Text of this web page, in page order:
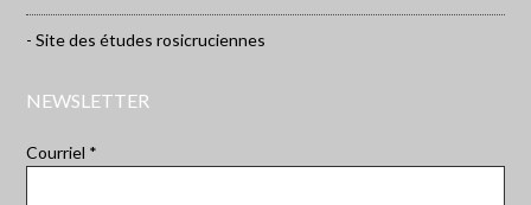
- Site des études rosicruciennes
NEWSLETTER
Courriel *